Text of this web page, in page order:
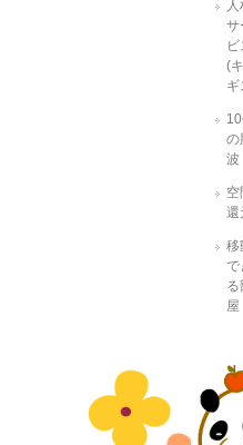
サ
ビ
(
ギ
の
波
空
還
移
で
る
屋